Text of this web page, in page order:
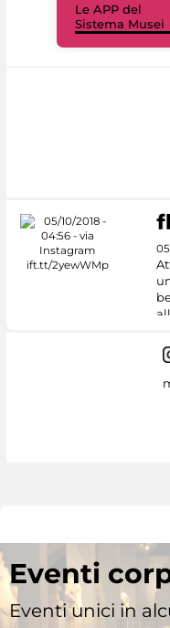
Le APP del
Sistema Musei
Eventi
Eventi unici in